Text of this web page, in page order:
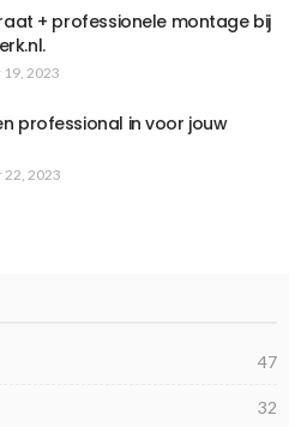
+ professionele montage bij
2023
professional in voor jouw
22, 2023
47
32